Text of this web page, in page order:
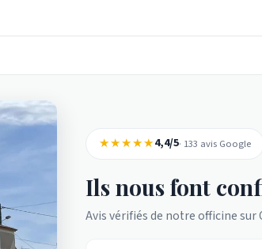
★★★★★4,4/5· 133 avis Google
Ils nous font
Avis vérifiés de notre officine sur